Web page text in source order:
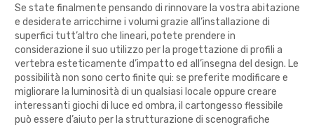
Se state finalmente pensando di rinnovare la vostra abitazione
e desiderate arricchirne i volumi grazie all’installazione di
superfici tutt’altro che lineari, potete prendere in
considerazione il suo utilizzo per la progettazione di profili a
vertebra esteticamente d’impatto ed all’insegna del design. Le
possibilità non sono certo finite qui: se preferite modificare e
migliorare la luminosità di un qualsiasi locale oppure creare
interessanti giochi di luce ed ombra, il cartongesso flessibile
può essere d’aiuto per la strutturazione di scenografiche